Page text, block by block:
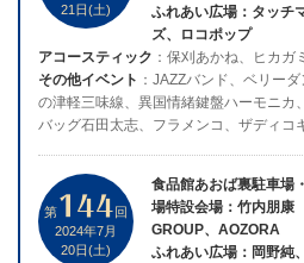
21日(土)
ふれあい広場：タッチ
ズ、ロコポップ
アコースティック ：保刈あかね、ヒカガミ
その他イベント ：JAZZバンド、ベリー
の津軽三味線、異国情緒鍵盤ハーモニカ
バッグ石田太志、フラメンコ、ザディコ
第144 回
2024年7月
20日(土)
食品館あおば裏駐車場
場特設会場：竹内朋康
GROUP、AOZORA
ふれあい広場：岡野純